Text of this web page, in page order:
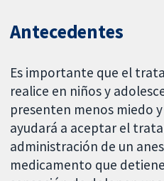
Antecedentes
Es importante que el
realice en niños y
presenten menos miedo
ayudará a aceptar el
administración de un
medicamento que